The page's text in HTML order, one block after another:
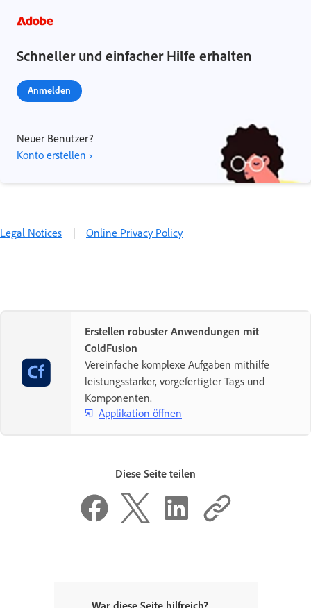
Schneller und einfacher Hilfe erhalten
Anmelden
Neuer Benutzer?
Konto erstellen ›
Legal Notices | Online Privacy Policy
Erstellen robuster Anwendungen mit
ColdFusion
Vereinfache komplexe Aufgaben mithilfe
leistungsstarker, vorgefertigter Tags und
Komponenten.
Applikation öffnen
Diese Seite teilen